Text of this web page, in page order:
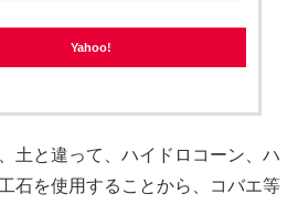
Yahoo!
土と違って、ハイドロコーン、ハ
石を使用することから、コバエ等